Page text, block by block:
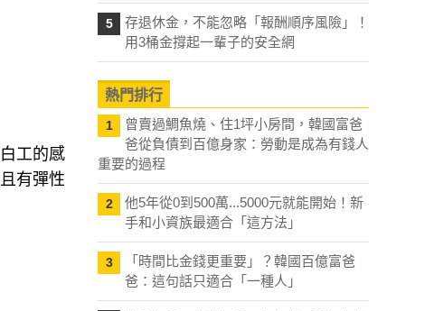
工的感
有彈性
5
存退休金，不能忽略「報酬順序風險」！
用3桶金撐起一輩子的安全網
熱門排行
1
曾賣過鯛魚燒、住1坪小房間，韓國富爸
爸從負債到百億身家：勞動是成為有錢人
重要的過程
2
他5年從0到500萬...5000元就能開始！新
手和小資族最適合「這方法」
3
「時間比金錢更重要」？韓國百億富爸
爸：這句話只適合「一種人」